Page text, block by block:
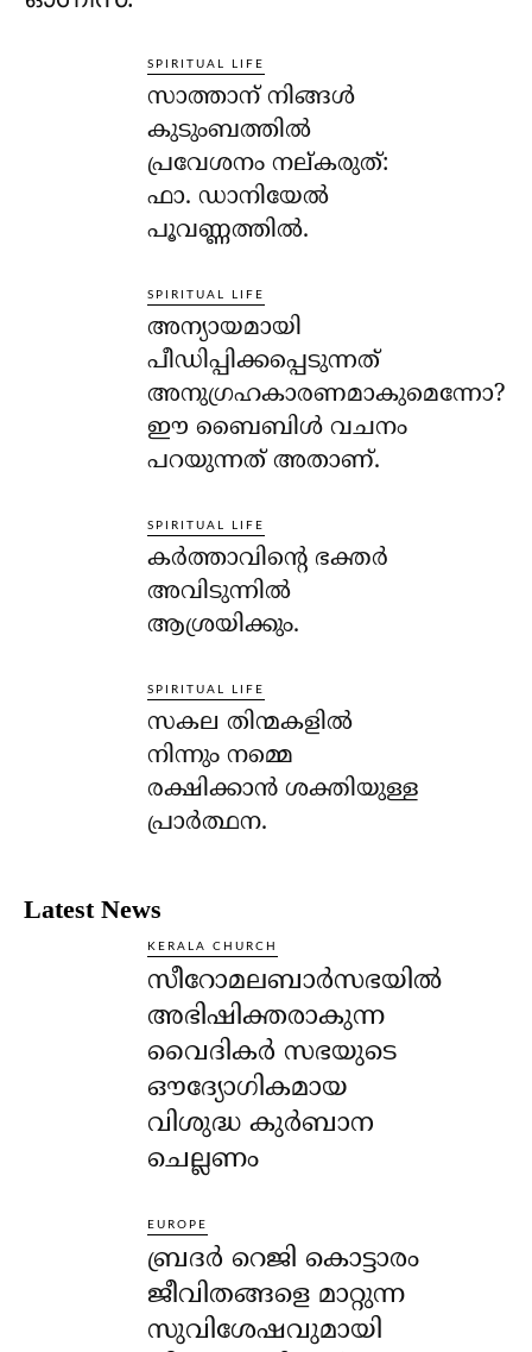
SPIRITUAL LIFE
സാത്താന് നിങ്ങള്‍
കുടുംബത്തില്‍
പ്രവേശനം നല്കരുത്:
ഫാ. ഡാനിയേല്‍
പൂവണ്ണത്തില്‍.
SPIRITUAL LIFE
അന്യായമായി
പീഡിപ്പിക്കപ്പെടുന്നത്
അനുഗ്രഹകാരണമാകുമെന്നോ?
ഈ ബൈബിള്‍ വചനം
പറയുന്നത് അതാണ്.
SPIRITUAL LIFE
കര്‍ത്താവിന്റെ ഭക്തര്‍
അവിടുന്നില്‍
ആശ്രയിക്കും.
SPIRITUAL LIFE
സകല തിന്മകളില്‍
നിന്നും നമ്മെ
രക്ഷിക്കാന്‍ ശക്തിയുള്ള
പ്രാര്‍ത്ഥന.
Latest News
KERALA CHURCH
സീറോമലബാർസഭയിൽ
അഭിഷിക്തരാകുന്ന
വൈദികർ സഭയുടെ
ഔദ്യോഗികമായ
വിശുദ്ധ കുർബാന
ചെല്ലണം
EUROPE
ബ്രദർ റെജി കൊട്ടാരം
ജീവിതങ്ങളെ മാറ്റുന്ന
സുവിശേഷവുമായി